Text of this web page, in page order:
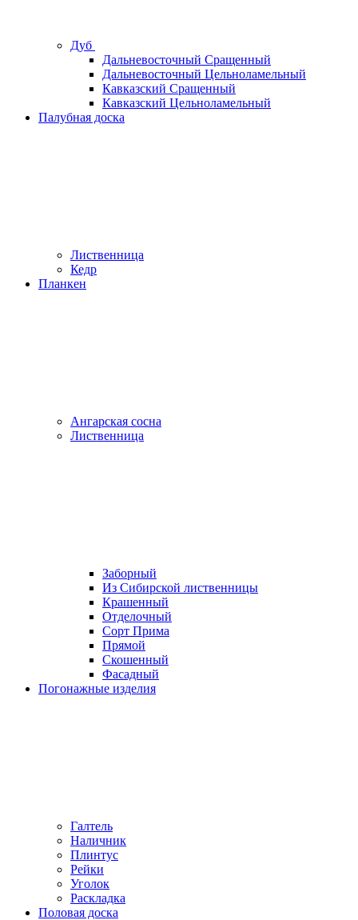
Дуб
Дальневосточный Сращенный
Дальневосточный Цельноламельный
Кавказский Сращенный
Кавказский Цельноламельный
Палубная доска
Лиственница
Кедр
Планкен
Ангарская сосна
Лиственница
Заборный
Из Сибирской лиственницы
Крашенный
Отделочный
Сорт Прима
Прямой
Скошенный
Фасадный
Погонажные изделия
Галтель
Наличник
Плинтус
Рейки
Уголок
Раскладка
Половая доска